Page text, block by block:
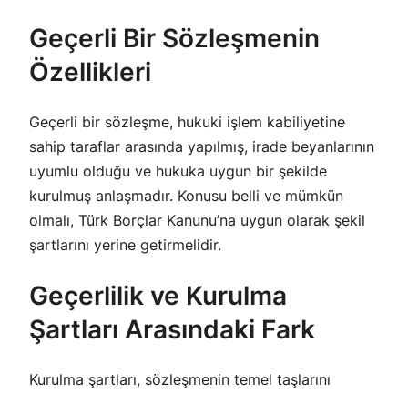
Geçerli Bir Sözleşmenin
Özellikleri
Geçerli bir sözleşme, hukuki işlem kabiliyetine
sahip taraflar arasında yapılmış, irade beyanlarının
uyumlu olduğu ve hukuka uygun bir şekilde
kurulmuş anlaşmadır. Konusu belli ve mümkün
olmalı, Türk Borçlar Kanunu’na uygun olarak şekil
şartlarını yerine getirmelidir.
Geçerlilik ve Kurulma
Şartları Arasındaki Fark
Kurulma şartları, sözleşmenin temel taşlarını